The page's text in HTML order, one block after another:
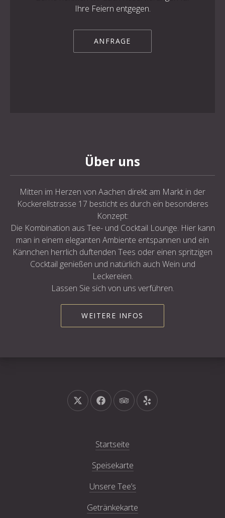
Ihre Feiern entgegen.
ANFRAGE
Über uns
Mitten im Herzen von Aachen direkt am Markt in der
Kockerellstrasse 17 besticht es durch ein besonderes
Konzept:
Die Kombination aus Tee- und Cocktail Lounge. Hier kann
man in einem eleganten Ambiente entspannen und ein
Kännchen herrlich duftenden Tees oder einen spritzigen
Cocktail genießen und natürlich auch Wein und
Leckereien.
Lassen Sie sich von uns verführen.
WEITERE INFOS
Neues Fenster
Neues Fenster
Neues FensterNeues Fenster
Startseite
Speisekarte
Unsere Tee’s
Getränkekarte